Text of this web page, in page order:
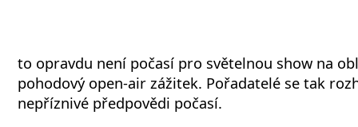
to opravdu není počasí pro světelnou show na
pohodový open-air zážitek. Pořadatelé se tak
nepříznivé předpovědi počasí.